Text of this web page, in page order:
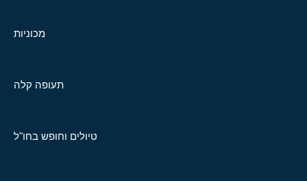
מכוניות
תעופה קלה
טיולים וחופש בחו"ל